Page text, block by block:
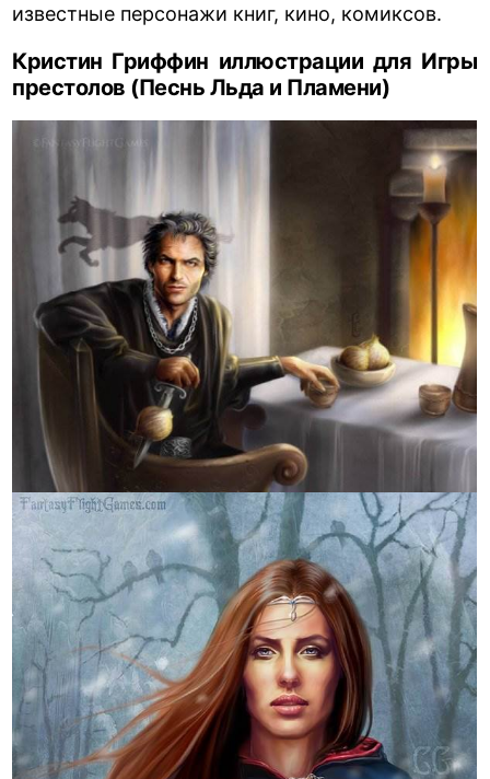
известные персонажи книг, кино, комиксов.
Кристин Гриффин иллюстрации для Игры
престолов (Песнь Льда и Пламени)